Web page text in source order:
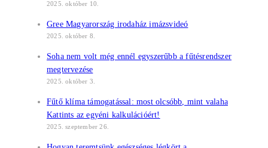
2025. október 10.
Gree Magyarország irodaház imázsvideó
2025. október 8.
Soha nem volt még ennél egyszerűbb a fűtésrendszer
megtervezése
2025. október 3.
Fűtő klíma támogatással: most olcsóbb, mint valaha
Kattints az egyéni kalkulációért!
2025. szeptember 26.